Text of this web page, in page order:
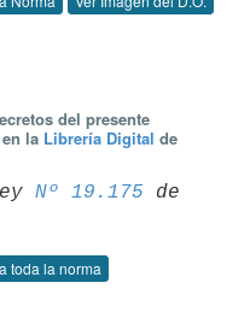
del presente
la Librería Digital de
Nº 19.175 de
toda la norma